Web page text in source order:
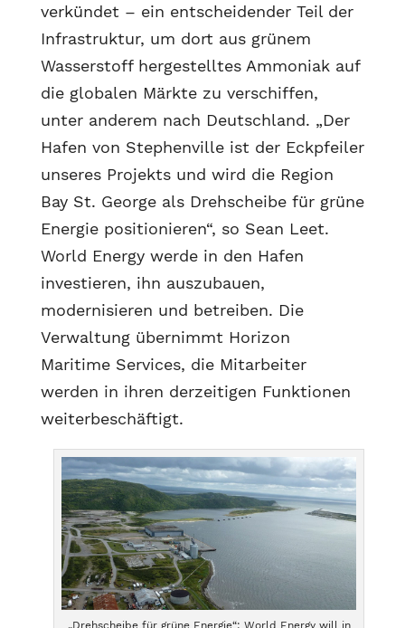
verkündet – ein entscheidender Teil der
Infrastruktur, um dort aus grünem
Wasserstoff hergestelltes Ammoniak auf
die globalen Märkte zu verschiffen,
unter anderem nach Deutschland. „Der
Hafen von Stephenville ist der Eckpfeiler
unseres Projekts und wird die Region
Bay St. George als Drehscheibe für grüne
Energie positionieren“, so Sean Leet.
World Energy werde in den Hafen
investieren, ihn auszubauen,
modernisieren und betreiben. Die
Verwaltung übernimmt Horizon
Maritime Services, die Mitarbeiter
werden in ihren derzeitigen Funktionen
weiterbeschäftigt.
„Drehscheibe für grüne Energie“: World Energy will in